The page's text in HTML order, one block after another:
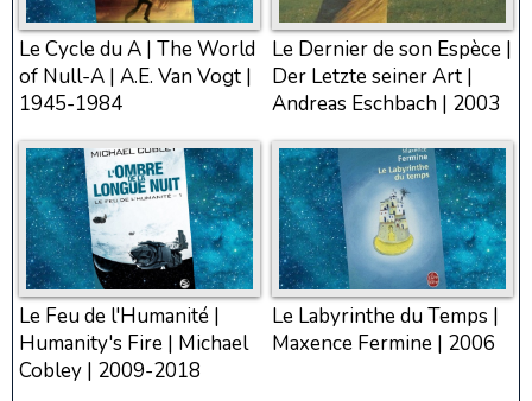
Le Cycle du A | The World
of Null-A | A.E. Van Vogt |
1945-1984
Le Dernier de son Espèce |
Der Letzte seiner Art |
Andreas Eschbach | 2003
Le Feu de l'Humanité |
Humanity's Fire | Michael
Cobley | 2009-2018
Le Labyrinthe du Temps |
Maxence Fermine | 2006